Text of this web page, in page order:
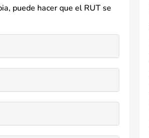
puede hacer que el RUT se